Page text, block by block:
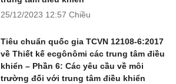
25/12/2023 12:57 Chiều
Tiêu chuẩn quốc gia TCVN 12108-6:2017
về Thiết kế ecgônômi các trung tâm điều
khiển – Phần 6: Các yêu cầu về môi
trường đối với trung tâm điều khiển